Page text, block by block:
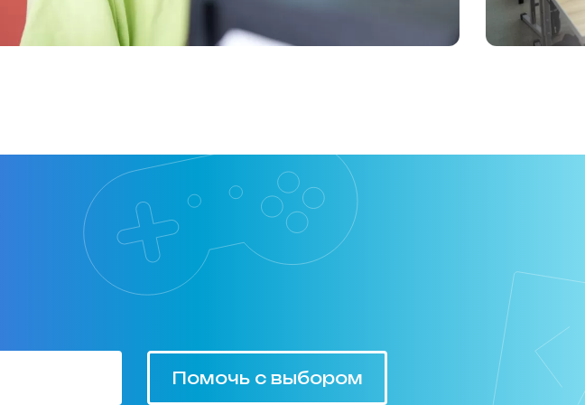
Помочь с выбором